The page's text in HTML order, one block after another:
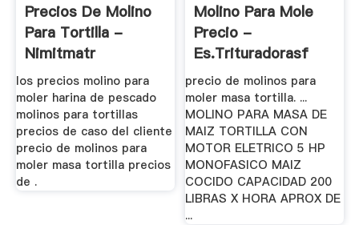
Precios De Molino
Para Tortilla -
Nimitmatr
los precios molino para
moler harina de pescado
molinos para tortillas
precios de caso del cliente
precio de molinos para
moler masa tortilla precios
de .
Molino Para Mole
Precio -
Es.trituradorasf
precio de molinos para
moler masa tortilla. ...
MOLINO PARA MASA DE
MAIZ TORTILLA CON
MOTOR ELETRICO 5 HP
MONOFASICO MAIZ
COCIDO CAPACIDAD 200
LIBRAS X HORA APROX DE
...